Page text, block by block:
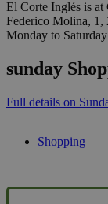
El Corte Inglés is
Federico Molina, 1,
Monday to
sunday
Full details on
Shopping